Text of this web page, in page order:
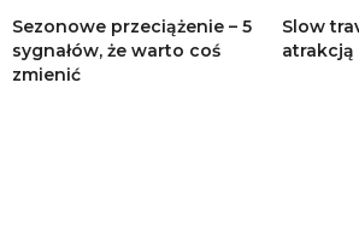
Sezonowe przeciążenie – 5
sygnałów, że warto coś
zmienić
Slow
atrakcją